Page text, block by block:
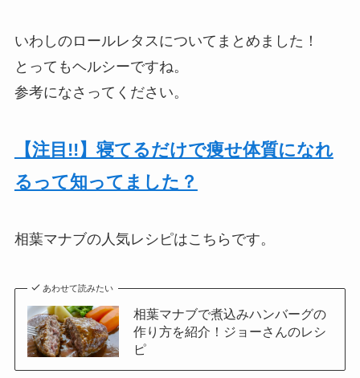
いわしのロールレタスについてまとめました！
とってもヘルシーですね。
参考になさってください。
【注目!!】寝てるだけで痩せ体質になれ
るって知ってました？
相葉マナブの人気レシピはこちらです。
あわせて読みたい
相葉マナブで煮込みハンバーグの
作り方を紹介！ジョーさんのレシ
ピ